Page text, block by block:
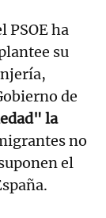
PSOE ha
su
de
la
no
el